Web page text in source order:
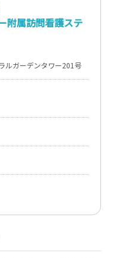
附属訪問看護ステ
ルガーデンタワー201号